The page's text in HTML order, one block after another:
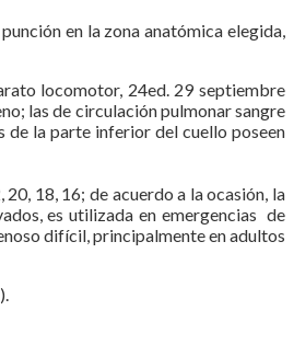
en la zona anatómica elegida,
locomotor, 24ed. 29 septiembre
las de circulación pulmonar sangre
de la parte inferior del cuello poseen
18, 16; de acuerdo a la ocasión, la
es utilizada en emergencias de
difícil, principalmente en adultos